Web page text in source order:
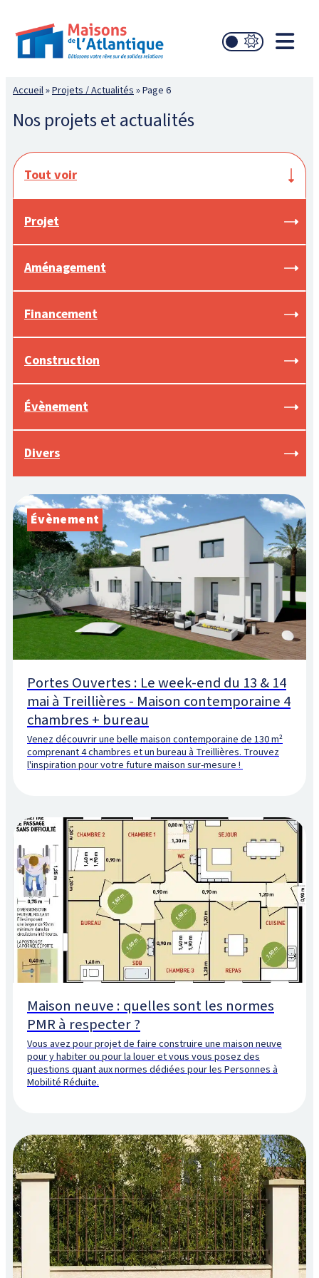
Accueil»Projets / Actualités»Page 6
Nos projets et actualités
Tout voir
Projet
Aménagement
Financement
Construction
Évènement
Divers
Évènement
Portes Ouvertes : Le week-end du 13 & 14
mai à Treillières - Maison contemporaine 4
chambres + bureau
Venez découvrir une belle maison contemporaine de 130 m²
comprenant 4 chambres et un bureau à Treillières. Trouvez
l'inspiration pour votre future maison sur-mesure !
Maison neuve : quelles sont les normes
PMR à respecter ?
Vous avez pour projet de faire construire une maison neuve
pour y habiter ou pour la louer et vous vous posez des
questions quant aux normes dédiées pour les Personnes à
Mobilité Réduite.